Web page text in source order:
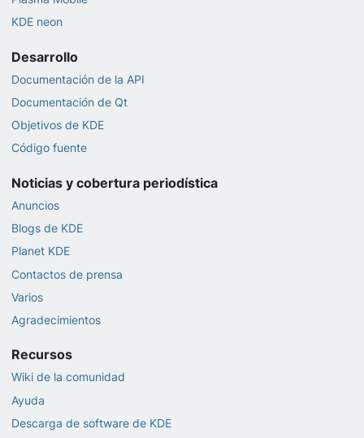
KDE neon
Desarrollo
Documentación de la API
Documentación de Qt
Objetivos de KDE
Código fuente
Noticias y cobertura periodística
Anuncios
Blogs de KDE
Planet KDE
Contactos de prensa
Varios
Agradecimientos
Recursos
Wiki de la comunidad
Ayuda
Descarga de software de KDE